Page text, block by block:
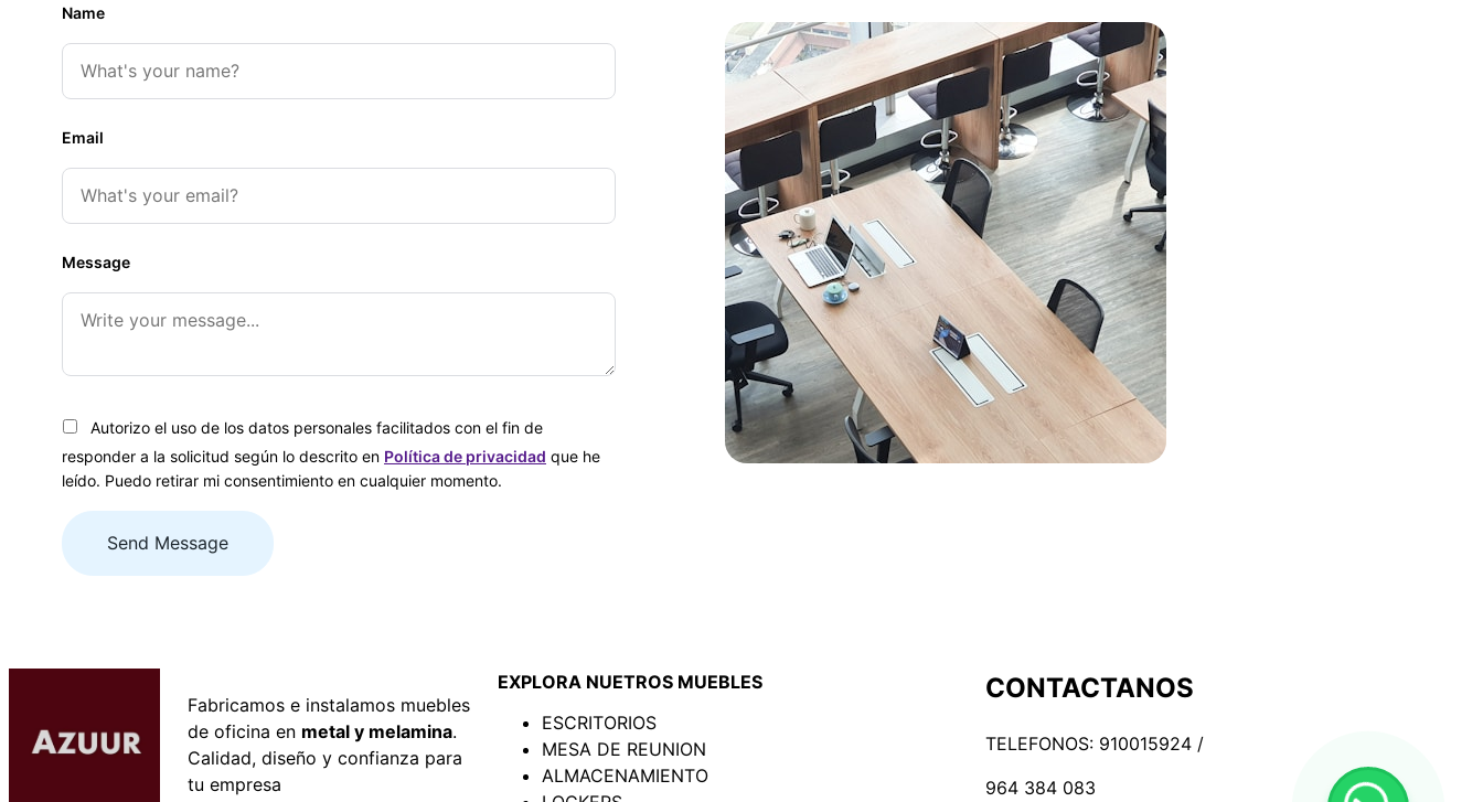
Name
Email
Message
Autorizo el uso de los datos personales facilitados con el fin de
responder a la solicitud según lo descrito en Política de privacidad que he
leído. Puedo retirar mi consentimiento en cualquier momento.
Fabricamos e instalamos muebles
de oficina en metal y melamina.
Calidad, diseño y confianza para
tu empresa
EXPLORA NUETROS MUEBLES
ESCRITORIOS
MESA DE REUNION
ALMACENAMIENTO
CONTACTANOS
TELEFONOS: 910015924 /
964 384 083